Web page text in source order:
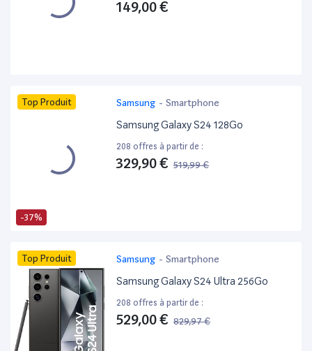
149,00 €
-37%
Top Produit Samsung - Smartphone
Samsung Galaxy S24 128Go
208 offres à partir de :
329,90 € 519,99 €
Top Produit Samsung - Smartphone
Samsung Galaxy S24 Ultra 256Go
208 offres à partir de :
529,00 € 829,97 €